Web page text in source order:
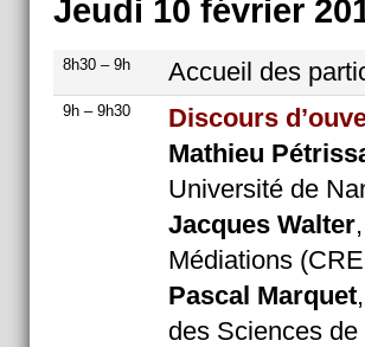
Jeudi 10 février
8h30 – 9h Accueil des
9h – 9h30
Discours
Mathieu
Université de
Jacques Walter
Médiations
Pascal Marquet
des Sciences de